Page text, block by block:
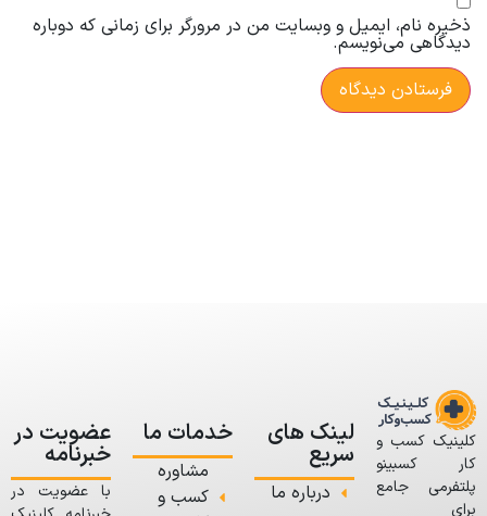
ذخیره نام، ایمیل و وبسایت من در مرورگر برای زمانی که دوباره
دیدگاهی می‌نویسم.
کلینیک کسب و
کار کسبینو
پلتفرمی جامع
برای
لینک های
سریع
درباره ما
خدمات ما
مشاوره
کسب و
عضویت در
خبرنامه
با عضویت در